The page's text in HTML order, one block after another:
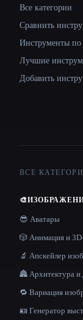
Все категории
Сравнить
Инструменты по
Лучшие
Добавить
ВСЕ
🎨
😎 Аватары
🎲 Анимация и
🔬 Апскейлер
🏯 Архитектура и
🔁 Вариация
🪪 Генератор